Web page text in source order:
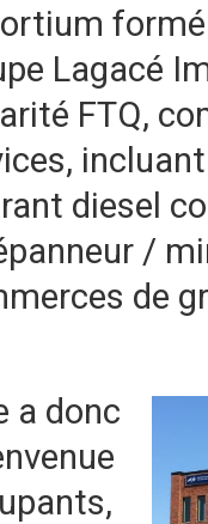
Lagacé
FTQ,
diesel
/
de
a donc